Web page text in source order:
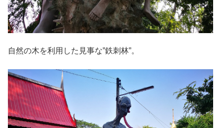
自然の木を利用した見事な”鉄刺林”。